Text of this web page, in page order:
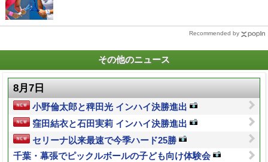
Recommended by
その他のニュース
8月7日
小野倫太郎と稗田光 インハイ決勝進出
窪田結衣と石田実莉 インハイ決勝進出
セリーナ以来最速で今季ハード25勝
千葉・幕張でピックルボールの子ども向け体験会